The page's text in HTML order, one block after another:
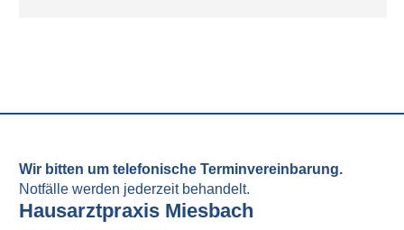
Wir bitten um telefonische Terminvereinbarung.
Notfälle werden jederzeit behandelt.
Hausarztpraxis Miesbach